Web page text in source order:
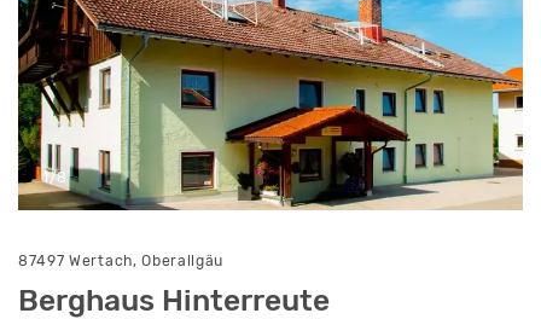
1/8
87497 Wertach, Oberallgäu
Berghaus Hinterreute